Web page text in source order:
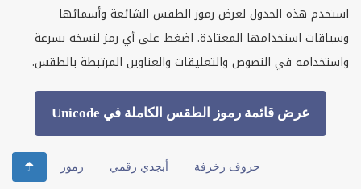
استخدم هذه الجدول لعرض رموز الطقس الشائعة وأسمائها
وسياقات استخدامها المعتادة. اضغط على أي رمز لنسخه بسرعة
واستخدامه في النصوص والتعليقات والعناوين المرتبطة بالطقس.
عرض قائمة رموز الطقس الكاملة في Unicode
☂ رموز أبجدي رقمي حروف زخرفة